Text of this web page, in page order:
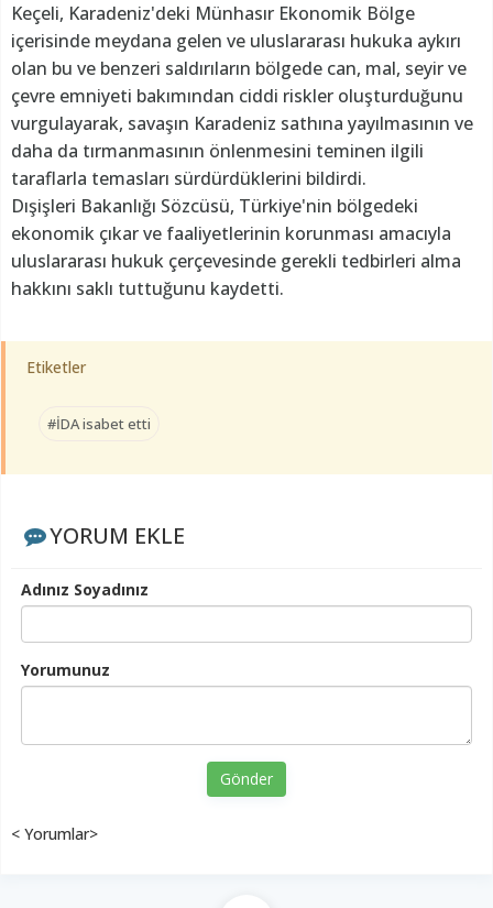
Keçeli, Karadeniz'deki Münhasır Ekonomik Bölge
içerisinde meydana gelen ve uluslararası hukuka aykırı
olan bu ve benzeri saldırıların bölgede can, mal, seyir ve
çevre emniyeti bakımından ciddi riskler oluşturduğunu
vurgulayarak, savaşın Karadeniz sathına yayılmasının ve
daha da tırmanmasının önlenmesini teminen ilgili
taraflarla temasları sürdürdüklerini bildirdi.
Dışişleri Bakanlığı Sözcüsü, Türkiye'nin bölgedeki
ekonomik çıkar ve faaliyetlerinin korunması amacıyla
uluslararası hukuk çerçevesinde gerekli tedbirleri alma
hakkını saklı tuttuğunu kaydetti.
Etiketler
#İDA isabet etti
YORUM EKLE
Adınız Soyadınız
Yorumunuz
Gönder
< Yorumlar>